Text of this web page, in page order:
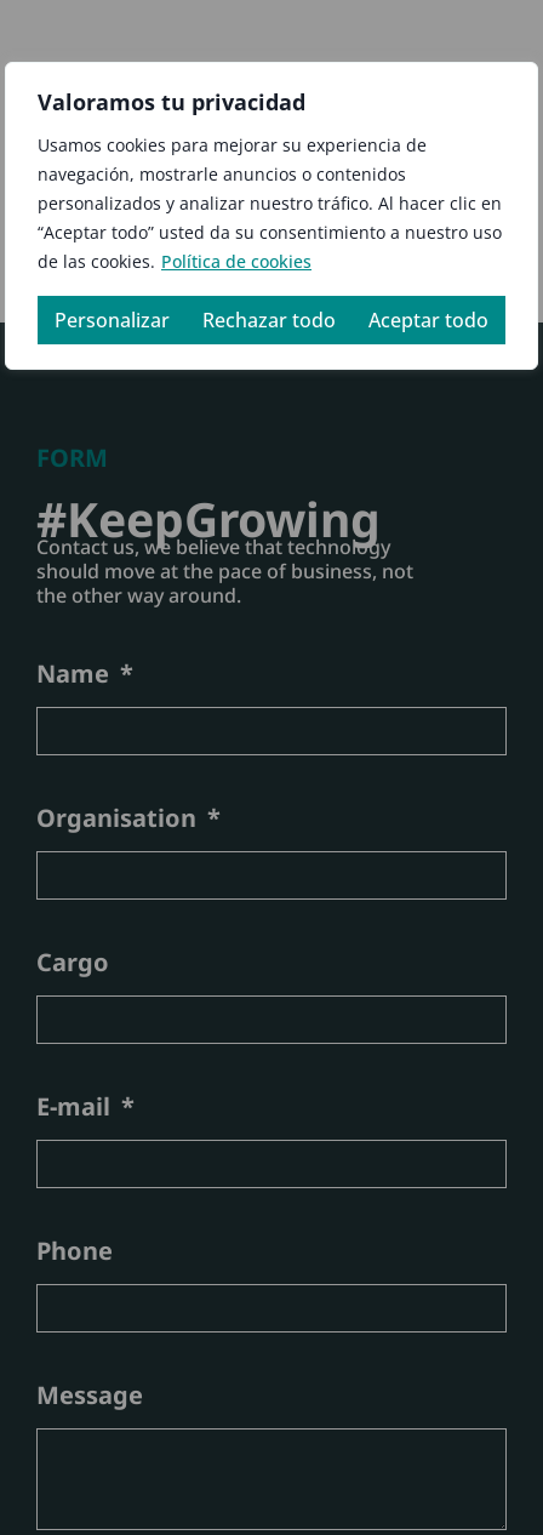
Valoramos tu privacidad
Usamos cookies para mejorar su experiencia de
navegación, mostrarle anuncios o contenidos
personalizados y analizar nuestro tráfico. Al hacer clic en
“Aceptar todo” usted da su consentimiento a nuestro uso
de las cookies. Política de cookies
Personalizar Rechazar todo Aceptar todo
FORM
#KeepGrowing
Contact us, we believe that technology
should move at the pace of business, not
the other way around.
Name
Organisation
Cargo
E-mail
Phone
Message